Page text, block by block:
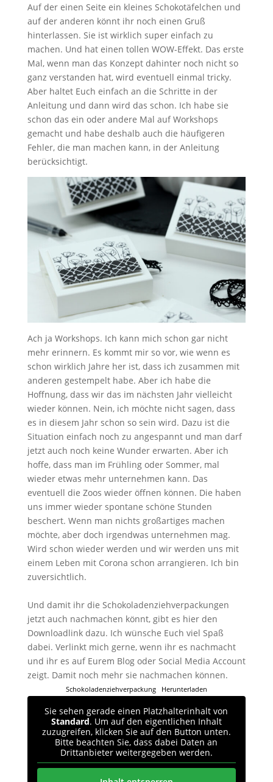
Auf der einen Seite ein kleines Schokotäfelchen und
auf der anderen könnt ihr noch einen Gruß
hinterlassen. Sie ist wirklich super einfach zu
machen. Und hat einen tollen WOW-Effekt. Das erste
Mal, wenn man das Konzept dahinter noch nicht so
ganz verstanden hat, wird eventuell einmal tricky.
Aber haltet Euch einfach an die Schritte in der
Anleitung und dann wird das schon. Ich habe sie
schon das ein oder andere Mal auf Workshops
gemacht und habe deshalb auch die häufigeren
Fehler, die man machen kann, in der Anleitung
berücksichtigt.
Ach ja Workshops. Ich kann mich schon gar nicht
mehr erinnern. Es kommt mir so vor, wie wenn es
schon wirklich Jahre her ist, dass ich zusammen mit
anderen gestempelt habe. Aber ich habe die
Hoffnung, dass wir das im nächsten Jahr vielleicht
wieder können. Nein, ich möchte nicht sagen, dass
es in diesem Jahr schon so sein wird. Dazu ist die
Situation einfach noch zu angespannt und man darf
jetzt auch noch keine Wunder erwarten. Aber ich
hoffe, dass man im Frühling oder Sommer, mal
wieder etwas mehr unternehmen kann. Das
eventuell die Zoos wieder öffnen können. Die haben
uns immer wieder spontane schöne Stunden
beschert. Wenn man nichts großartiges machen
möchte, aber doch irgendwas unternehmen mag.
Wird schon wieder werden und wir werden uns mit
einem Leben mit Corona schon arrangieren. Ich bin
zuversichtlich.
Und damit ihr die Schokoladenziehverpackungen
jetzt auch nachmachen könnt, gibt es hier den
Downloadlink dazu. Ich wünsche Euch viel Spaß
dabei. Verlinkt mich gerne, wenn ihr es nachmacht
und ihr es auf Eurem Blog oder Social Media Account
zeigt. Damit noch mehr sie nachmachen können.
Schokoladenziehverpackung Herunterladen
Sie sehen gerade einen Platzhalterinhalt von
Standard. Um auf den eigentlichen Inhalt
zuzugreifen, klicken Sie auf den Button unten.
Bitte beachten Sie, dass dabei Daten an
Drittanbieter weitergegeben werden.